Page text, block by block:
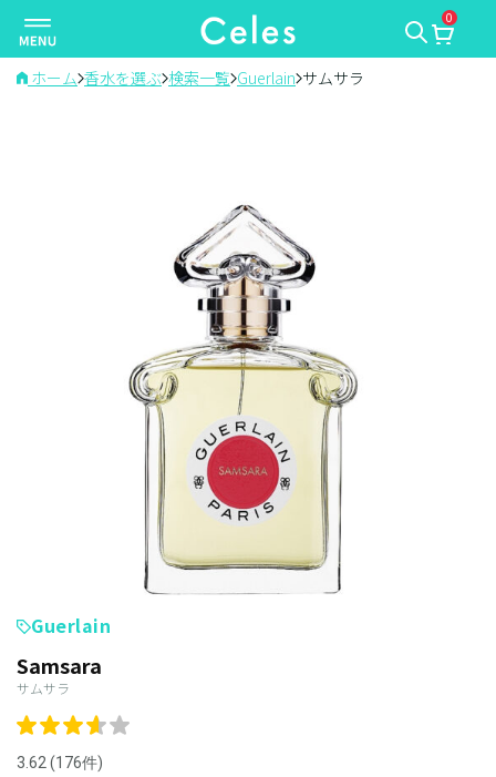
ナ
ビ
ゲ
0
ホーム 香水を選ぶ 検索一覧 Guerlain サムサラ
Guerlain
Samsara
サムサラ
3.62 (176件)